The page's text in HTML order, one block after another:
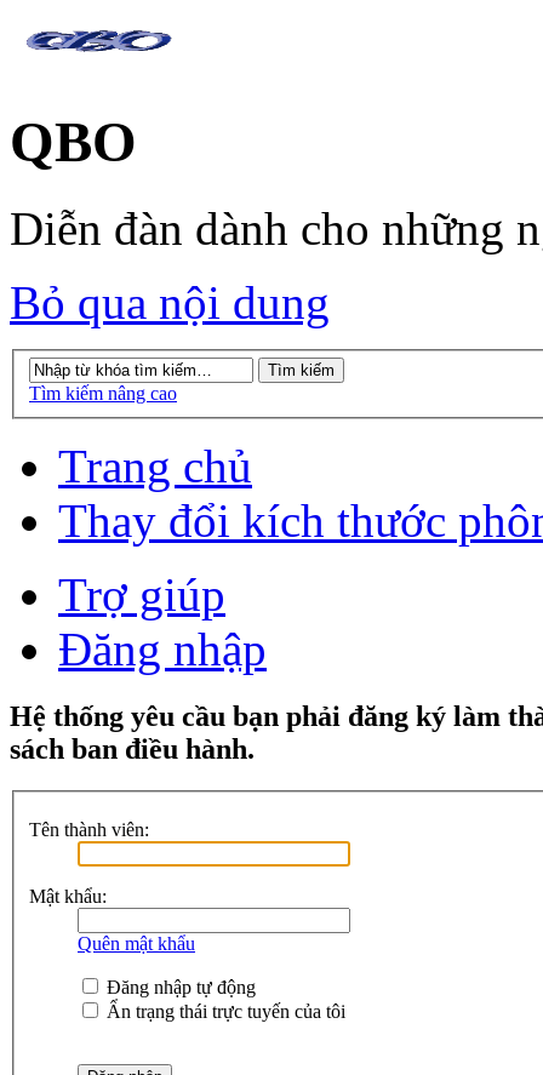
QBO
Diễn đàn dành cho những
Bỏ qua nội dung
Tìm kiếm nâng cao
Trang chủ
Thay đổi kích thước
Trợ giúp
Đăng nhập
Hệ thống yêu cầu bạn phải đăng ký làm
sách ban điều hành.
Tên thành viên:
Mật khẩu:
Quên mật khẩu
Đăng nhập tự động
Ẩn trạng thái trực tuyến của tôi